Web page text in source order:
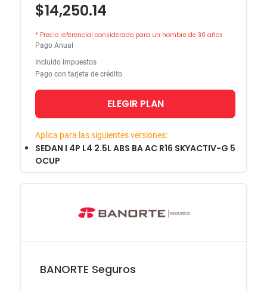
$14,250.14
* Precio referencial considerado para un hombre de 30 años
Pago Anual
Incluido impuestos
Pago con tarjeta de crédito
ELEGIR PLAN
Aplica para las siguientes versiones:
SEDAN I 4P L4 2.5L ABS BA AC R16 SKYACTIV-G 5
OCUP
BANORTE Seguros